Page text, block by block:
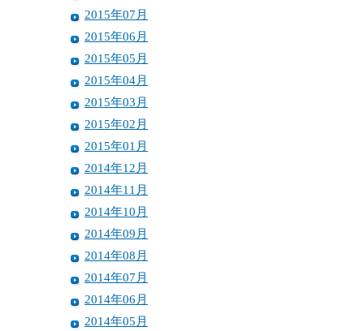
2015年07月
2015年06月
2015年05月
2015年04月
2015年03月
2015年02月
2015年01月
2014年12月
2014年11月
2014年10月
2014年09月
2014年08月
2014年07月
2014年06月
2014年05月